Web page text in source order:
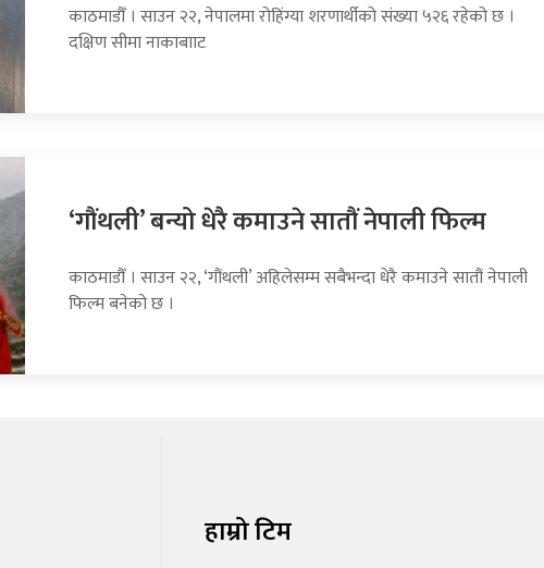
काठमाडौँ । साउन २२, नेपालमा रोहिंग्या शरणार्थीको संख्या ५२६ रहेको छ ।
दक्षिण सीमा नाकाबााट
‘गौंथली’ बन्यो धेरै कमाउने सातौं नेपाली फिल्म
काठमाडौँ । साउन २२, ‘गौंथली’ अहिलेसम्म सबैभन्दा धेरै कमाउने सातौं नेपाली
फिल्म बनेको छ ।
हाम्रो टिम